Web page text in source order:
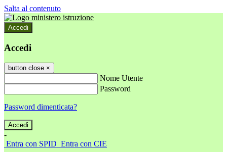
Salta al contenuto
Accedi
Accedi
button close ×
Nome Utente
Password
Password dimenticata?
-
Entra con SPID Entra con CIE